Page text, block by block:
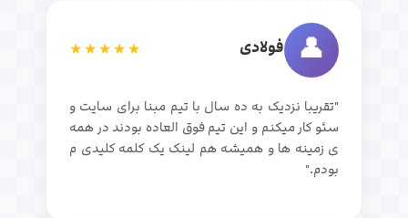
👤 فولادی ★★★★★
"تقریبا نزدیک به ده سال با تیم مبنا برای سایت و
سئو کار میکنم و این تیم فوق العاده بودند در همه
ی زمینه ها و همیشه هم لینک یک کلمه کلیدی م
بودم."